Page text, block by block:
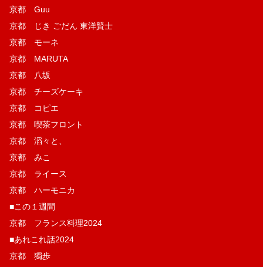
京都 Guu
京都 じき ごだん 東洋賢士
京都 モーネ
京都 MARUTA
京都 八坂
京都 チーズケーキ
京都 コピエ
京都 喫茶フロント
京都 滔々と、
京都 みこ
京都 ライース
京都 ハーモニカ
■この１週間
京都 フランス料理2024
■あれこれ話2024
京都 獨歩